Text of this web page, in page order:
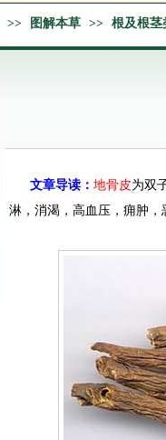
>> 图解本草 >> 根及根茎
文章导读： 地骨皮为双
淋，消渴，高血压，痈肿，